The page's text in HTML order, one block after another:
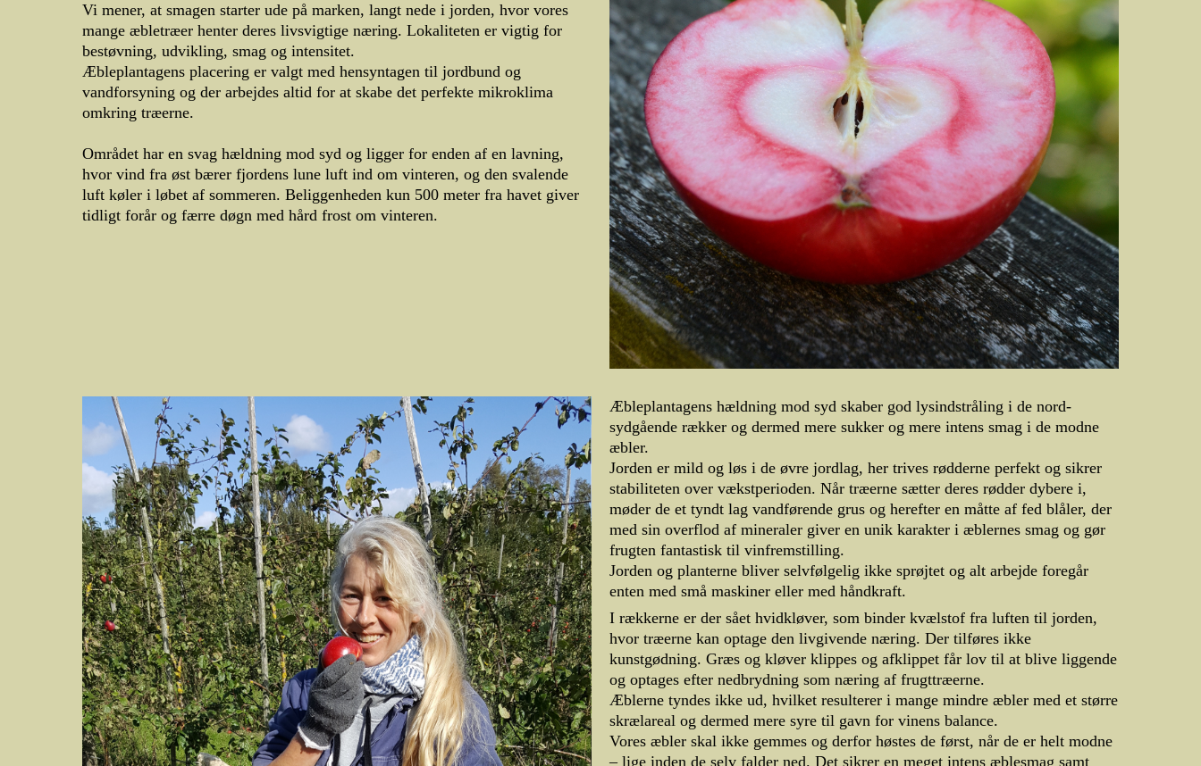
Vi mener, at smagen starter ude på marken, langt nede i jorden, hvor vores
mange æbletræer henter deres livsvigtige næring. Lokaliteten er vigtig for
bestøvning, udvikling, smag og intensitet.
Æbleplantagens placering er valgt med hensyntagen til jordbund og
vandforsyning og der arbejdes altid for at skabe det perfekte mikroklima
omkring træerne.
Området har en svag hældning mod syd og ligger for enden af en lavning,
hvor vind fra øst bærer fjordens lune luft ind om vinteren, og den svalende
luft køler i løbet af sommeren. Beliggenheden kun 500 meter fra havet giver
tidligt forår og færre døgn med hård frost om vinteren.
Æbleplantagens hældning mod syd skaber god lysindstråling i de nord-
sydgående rækker og dermed mere sukker og mere intens smag i de modne
æbler.
Jorden er mild og løs i de øvre jordlag, her trives rødderne perfekt og sikrer
stabiliteten over vækstperioden. Når træerne sætter deres rødder dybere i,
møder de et tyndt lag vandførende grus og herefter en måtte af fed blåler, der
med sin overflod af mineraler giver en unik karakter i æblernes smag og gør
frugten fantastisk til vinfremstilling.
Jorden og planterne bliver selvfølgelig ikke sprøjtet og alt arbejde foregår
enten med små maskiner eller med håndkraft.
I rækkerne er der sået hvidkløver, som binder kvælstof fra luften til jorden,
hvor træerne kan optage den livgivende næring. Der tilføres ikke
kunstgødning. Græs og kløver klippes og afklippet får lov til at blive liggende
og optages efter nedbrydning som næring af frugttræerne.
Æblerne tyndes ikke ud, hvilket resulterer i mange mindre æbler med et større
skrælareal og dermed mere syre til gavn for vinens balance.
Vores æbler skal ikke gemmes og derfor høstes de først, når de er helt modne
– lige inden de selv falder ned. Det sikrer en meget intens æblesmag samt